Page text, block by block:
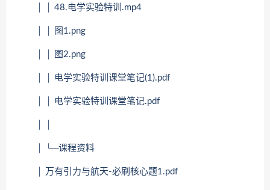
│ │ 48.电学实验特训.mp4
│ │ 图1.png
│ │ 图2.png
│ │ 电学实验特训课堂笔记(1).pdf
│ │ 电学实验特训课堂笔记.pdf
│ └─课程资料
│ 万有引力与航天-必刷核心题1.pdf